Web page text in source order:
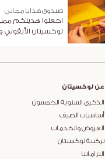
صندوق هدايا مجاني
اجعلوا هديتكم
لوكسيتان
عن لوكسيتان
الذكرى السنوية الخمسون
أساسيات الصيف
العروض والخدمات
تركيبة لوكسيتان
التزاماتنا